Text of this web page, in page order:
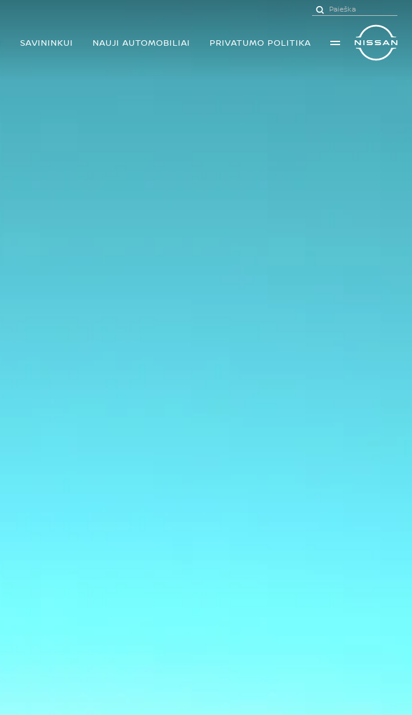
SAVININKUI NAUJI AUTOMOBILIAI PRIVATUMO POLITIKA